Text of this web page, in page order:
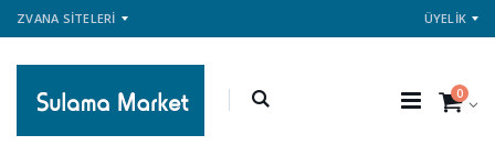
ZVANA SİTELERİ ÜYELİK
0